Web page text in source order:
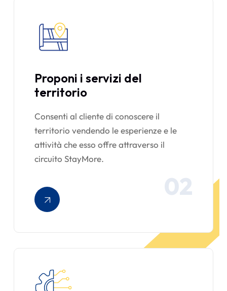
Proponi i servizi del
territorio
Consenti al cliente di conoscere il
territorio vendendo le esperienze e le
attività che esso offre attraverso il
circuito StayMore.
02